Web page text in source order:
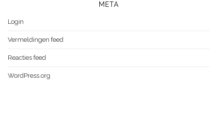
META
Login
Vermeldingen feed
Reacties feed
WordPress.org